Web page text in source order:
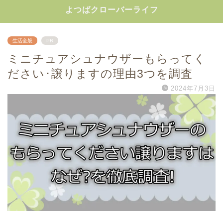
よつばクローバーライフ
生活全般 PR
ミニチュアシュナウザーもらってく
ださい･譲りますの理由3つを調査
2024年7月3日